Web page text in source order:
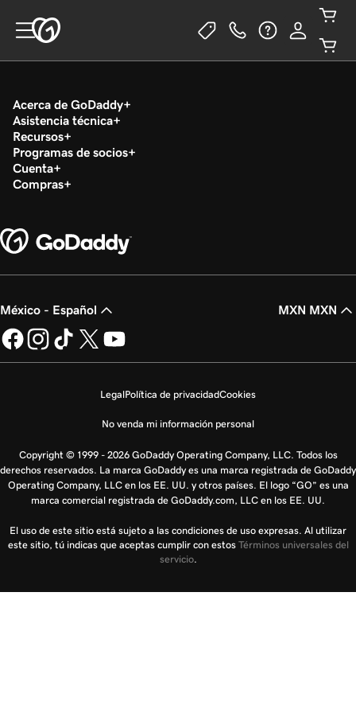
Acerca de GoDaddy
Asistencia técnica
Recursos
Programas de socios
Cuenta
Compras
México - Español MXN MXN
LegalPolítica de privacidadCookies
No venda mi información personal
Copyright © 1999 - 2026 GoDaddy Operating Company, LLC. Todos los
derechos reservados. La marca GoDaddy es una marca registrada de GoDaddy
Operating Company, LLC en los EE. UU. y otros países. El logo “GO” es una
marca comercial registrada de GoDaddy.com, LLC en los EE. UU.
El uso de este sitio está sujeto a las condiciones de uso expresas. Al utilizar
este sitio, tú indicas que aceptas cumplir con estos Términos universales del
servicio.